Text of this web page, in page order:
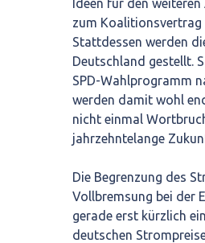
Ideen für den
zum
Stattdessen werden
Deutschland gestellt.
SPD-Wahlprogramm
werden damit wohl
nicht einmal
jahrzehntelange
Die Begrenzung des
Vollbremsung bei der
gerade erst kürzlich
deutschen